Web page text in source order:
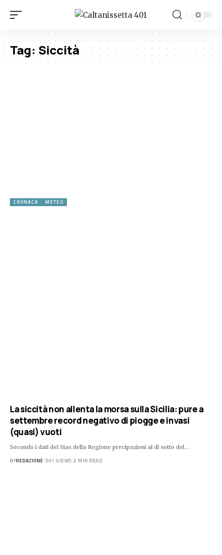
Tag: Siccità
CRONACA METEO
La siccità non allenta la morsa sulla Sicilia: pure a
settembre record negativo di piogge e invasi
(quasi) vuoti
Secondo i dati del Sias della Regione precipazioni al di sotto del…
BYREDAZIONE 301 VIEWS 2 MIN READ